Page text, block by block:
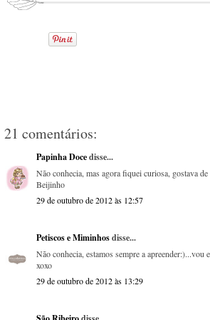
21 comentários:
Papinha Docedisse...
Não conhecia, mas agora fiquei curiosa, gostava
Beijinho
29 de outubro de 2012 às 12:57
Petiscos e Miminhosdisse...
Não conhecia, estamos sempre a apreender:)...vou
xoxo
29 de outubro de 2012 às 13:29